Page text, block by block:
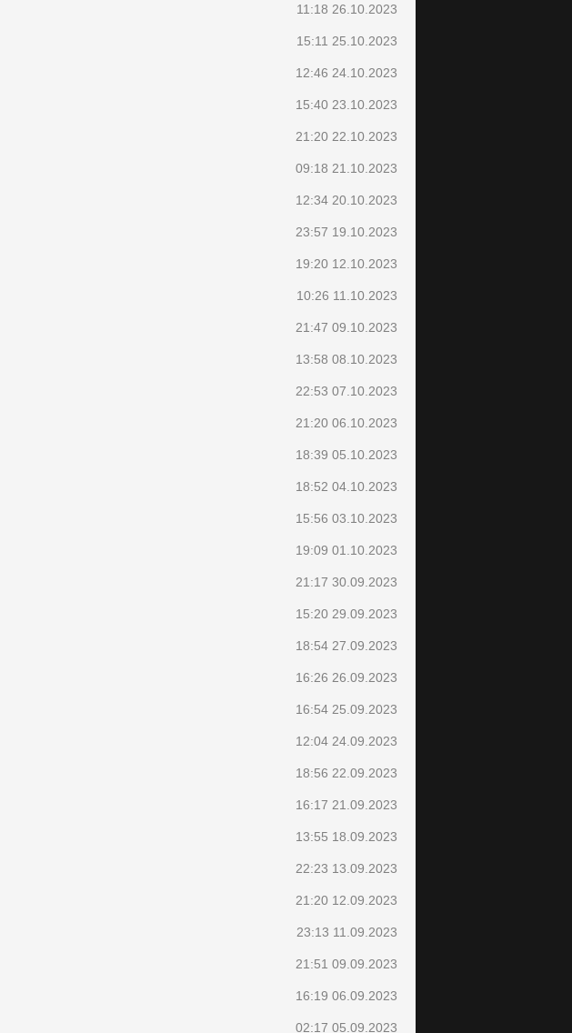
11:18 26.10.2023
15:11 25.10.2023
12:46 24.10.2023
15:40 23.10.2023
21:20 22.10.2023
09:18 21.10.2023
12:34 20.10.2023
23:57 19.10.2023
19:20 12.10.2023
10:26 11.10.2023
21:47 09.10.2023
13:58 08.10.2023
22:53 07.10.2023
21:20 06.10.2023
18:39 05.10.2023
18:52 04.10.2023
15:56 03.10.2023
19:09 01.10.2023
21:17 30.09.2023
15:20 29.09.2023
18:54 27.09.2023
16:26 26.09.2023
16:54 25.09.2023
12:04 24.09.2023
18:56 22.09.2023
16:17 21.09.2023
13:55 18.09.2023
22:23 13.09.2023
21:20 12.09.2023
23:13 11.09.2023
21:51 09.09.2023
16:19 06.09.2023
02:17 05.09.2023